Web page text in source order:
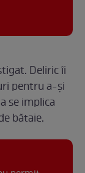
Deliric îi
pentru a-și
se implica
bătaie.